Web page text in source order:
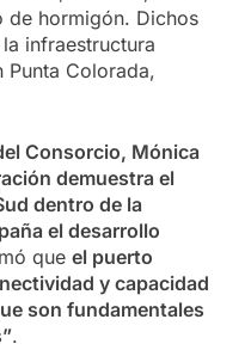
de hormigón. Dichos
infraestructura
Punta Colorada,
Consorcio, Mónica
demuestra el
dentro de la
el desarrollo
que el puerto
y capacidad
son fundamentales
.